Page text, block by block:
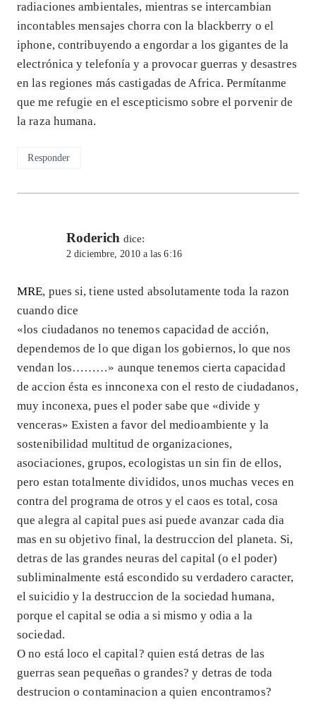
radiaciones ambientales, mientras se intercambian
incontables mensajes chorra con la blackberry o el
iphone, contribuyendo a engordar a los gigantes de la
electrónica y telefonía y a provocar guerras y desastres
en las regiones más castigadas de Africa. Permítanme
que me refugie en el escepticismo sobre el porvenir de
la raza humana.
Responder
Roderich dice:
2 diciembre, 2010 a las 6:16
MRE, pues si, tiene usted absolutamente toda la razon
cuando dice
«los ciudadanos no tenemos capacidad de acción,
dependemos de lo que digan los gobiernos, lo que nos
vendan los………» aunque tenemos cierta capacidad
de accion ésta es innconexa con el resto de ciudadanos,
muy inconexa, pues el poder sabe que «divide y
venceras» Existen a favor del medioambiente y la
sostenibilidad multitud de organizaciones,
asociaciones, grupos, ecologistas un sin fin de ellos,
pero estan totalmente divididos, unos muchas veces en
contra del programa de otros y el caos es total, cosa
que alegra al capital pues asi puede avanzar cada dia
mas en su objetivo final, la destruccion del planeta. Si,
detras de las grandes neuras del capital (o el poder)
subliminalmente está escondido su verdadero caracter,
el suicidio y la destruccion de la sociedad humana,
porque el capital se odia a si mismo y odia a la
sociedad.
O no está loco el capital? quien está detras de las
guerras sean pequeñas o grandes? y detras de toda
destrucion o contaminacion a quien encontramos?